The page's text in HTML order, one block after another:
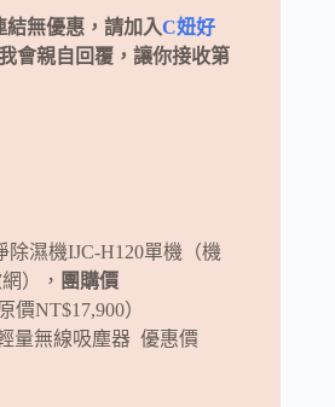
結無優惠，請加入C妞好
我會親自回覆，讓你接收第
除濕機IJC-H120單機（機
）， 團購價
原價NT$17,900）
量無線吸塵器 優惠價